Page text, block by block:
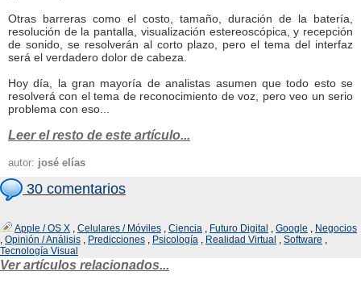
Otras barreras como el costo, tamaño, duración de la batería,
resolución de la pantalla, visualización estereoscópica, y recepción
de sonido, se resolverán al corto plazo, pero el tema del interfaz
será el verdadero dolor de cabeza.
Hoy día, la gran mayoría de analistas asumen que todo esto se
resolverá con el tema de reconocimiento de voz, pero veo un serio
problema con eso...
Leer el resto de este artículo...
autor: josé elías
30 comentarios
Apple / OS X , Celulares / Móviles , Ciencia , Futuro Digital , Google , Negocios
, Opinión / Análisis , Predicciones , Psicología , Realidad Virtual , Software ,
Tecnología Visual
Ver artículos relacionados...